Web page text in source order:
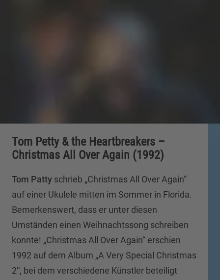
Tom Petty & the Heartbreakers –
Christmas All Over Again (1992)
Tom Patty schrieb „Christmas All Over Again“
auf einer Ukulele mitten im Sommer in Florida.
Bemerkenswert, dass er unter diesen
Umständen einen Weihnachtssong schreiben
konnte! „Christmas All Over Again“ erschien
1992 auf dem Album „A Very Special Christmas
2“, bei dem verschiedene Künstler beteiligt